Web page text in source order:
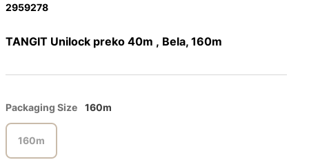
2959278
TANGIT Unilock preko 40m , Bela, 160m
Packaging Size 160m
160m